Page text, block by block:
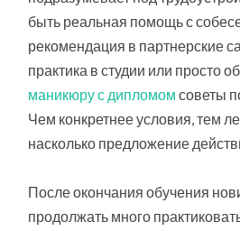
быть реальная помощь с
рекомендация в партнерские
практика в студии или просто
маникюру с дипломом советы
Чем конкретнее условия, тем
насколько предложение
После окончания обучения
продолжать много